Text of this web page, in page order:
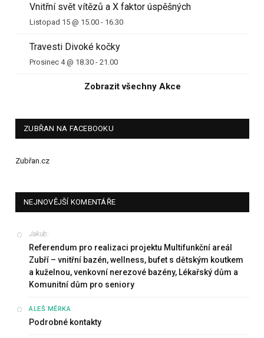
Vnitřní svět vítězů a X faktor úspěšných
Listopad 15 @ 15.00 - 16.30
Travesti Divoké kočky
Prosinec 4 @ 18.30 - 21.00
Zobrazit všechny Akce
ZUBŘAN NA FACEBOOKU
Zubřan.cz
NEJNOVĚJŠÍ KOMENTÁŘE
Jakub:
Referendum pro realizaci projektu Multifunkční areál
Zubří – vnitřní bazén, wellness, bufet s dětským koutkem
a kuželnou, venkovní nerezové bazény, Lékařský dům a
Komunitní dům pro seniory
ALEŠ MĚRKA:
Podrobné kontakty